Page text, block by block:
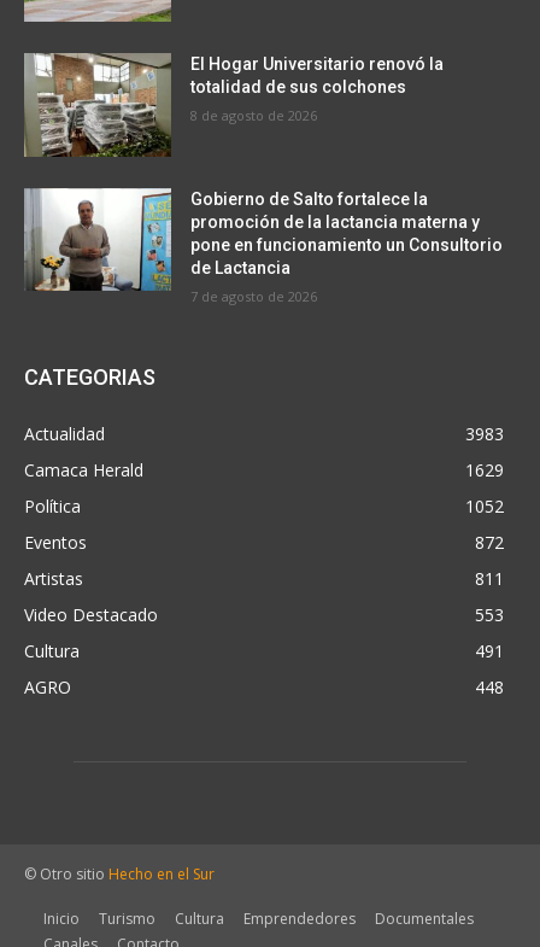
El Hogar Universitario renovó la
totalidad de sus colchones
8 de agosto de 2026
Gobierno de Salto fortalece la
promoción de la lactancia materna y
pone en funcionamiento un Consultorio
de Lactancia
7 de agosto de 2026
CATEGORIAS
Actualidad
3983
Camaca Herald
1629
Política
1052
Eventos
872
Artistas
811
Video Destacado
553
Cultura
491
AGRO
448
© Otro sitio Hecho en el Sur
Inicio Turismo Cultura Emprendedores
Documentales